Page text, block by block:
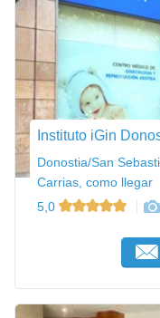
Instituto iGin
Donostia/San
Carrias, como llegar
5,0